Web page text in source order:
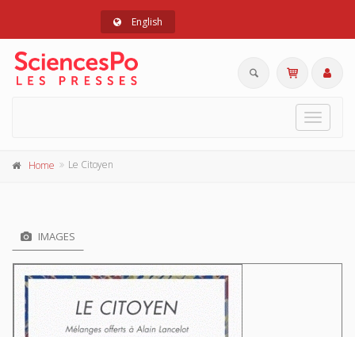
English
Toggle
Home Le Citoyen
IMAGES